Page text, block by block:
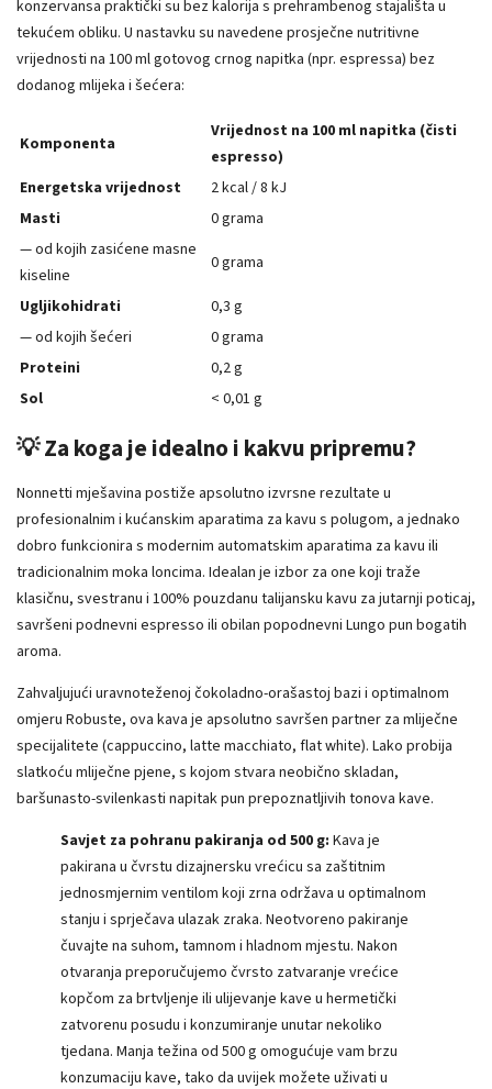
konzervansa praktički su bez kalorija s prehrambenog stajališta u
tekućem obliku. U nastavku su navedene prosječne nutritivne
vrijednosti na 100 ml gotovog crnog napitka (npr. espressa) bez
dodanog mlijeka i šećera:
Komponenta
Vrijednost na 100 ml napitka (čisti
espresso)
Energetska vrijednost
2 kcal / 8 kJ
Masti
0 grama
— od kojih zasićene masne
kiseline
0 grama
Ugljikohidrati
0,3 g
— od kojih šećeri
0 grama
Proteini
0,2 g
Sol
< 0,01 g
💡 Za koga je idealno i kakvu pripremu?
Nonnetti mješavina postiže apsolutno izvrsne rezultate u
profesionalnim i kućanskim aparatima za kavu s polugom, a jednako
dobro funkcionira s modernim automatskim aparatima za kavu ili
tradicionalnim moka loncima. Idealan je izbor za one koji traže
klasičnu, svestranu i 100% pouzdanu talijansku kavu za jutarnji poticaj,
savršeni podnevni espresso ili obilan popodnevni Lungo pun bogatih
aroma.
Zahvaljujući uravnoteženoj čokoladno-orašastoj bazi i optimalnom
omjeru Robuste, ova kava je apsolutno savršen partner za mliječne
specijalitete (cappuccino, latte macchiato, flat white). Lako probija
slatkoću mliječne pjene, s kojom stvara neobično skladan,
baršunasto-svilenkasti napitak pun prepoznatljivih tonova kave.
Savjet za pohranu pakiranja od 500 g: Kava je
pakirana u čvrstu dizajnersku vrećicu sa zaštitnim
jednosmjernim ventilom koji zrna održava u optimalnom
stanju i sprječava ulazak zraka. Neotvoreno pakiranje
čuvajte na suhom, tamnom i hladnom mjestu. Nakon
otvaranja preporučujemo čvrsto zatvaranje vrećice
kopčom za brtvljenje ili ulijevanje kave u hermetički
zatvorenu posudu i konzumiranje unutar nekoliko
tjedana. Manja težina od 500 g omogućuje vam brzu
konzumaciju kave, tako da uvijek možete uživati ​​u